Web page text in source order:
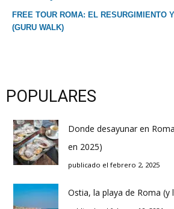
FREE TOUR ROMA: EL RESURGIMIENTO
(GURU WALK)
POPULARES
Donde desayunar en
en 2025)
publicado el febrero 2, 2025
Ostia, la playa de Roma (y